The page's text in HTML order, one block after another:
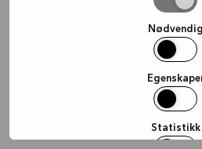
Nødvendig
Statistikk